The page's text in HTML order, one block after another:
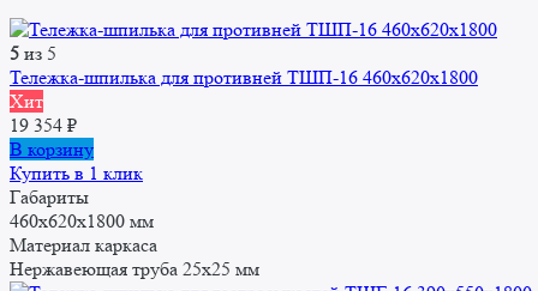
5 из 5
Тележка-шпилька для противней ТШП-16 460x620x1800
Хит
19 354 ₽
В корзину
Купить в 1 клик
Габариты
460x620x1800 мм
Материал каркаса
Нержавеющая труба 25x25 мм